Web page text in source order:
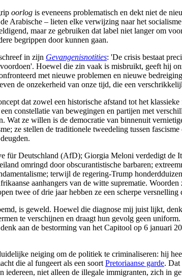
oorlog is eveneens problematisch en dekt niet de
Arabische – lieten elke verwijzing naar het
maar ze gebruiken dat label niet langer om
begrippen door kunnen gaan.
in zijn Gevangenisnotities: 'De crisis bestaat
Hoewel die zin vaak is misbruikt, geeft hij
met nieuwe problemen en nieuwe
de onzekerheid van onze tijd, die een
dat zowel een historische afstand tot het
constellatie van bewegingen en partijen met
Wat ze willen is de democratie van binnenuit
ze stellen de traditionele tweedeling tussen
für Deutschland (AfD); Giorgia Meloni verdedigt de
omringd door obscurantistische barbaren;
terwijl de regering-Trump
aanhangers van de witte suprematie.
twee of drie jaar hebben ze een scherpe versnelling
is geweld. Hoewel die diagnose mij juist lijkt,
te verschijnen en draagt hun gevolg geen
aan de bestorming van het Capitool op 6 januari
neiging om de politiek te criminaliseren: hij
die al fungeert als een soort Pretoriaanse garde. Dat
iedereen, niet alleen de illegale immigranten, zich in